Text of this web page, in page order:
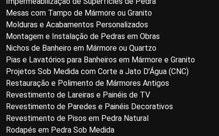
Mesas com Tampo de Mármore ou Granito
Molduras e Acabamentos Personalizados
Montagem e Instalação de Pedras em Obras
Nichos de Banheiro em Mármore ou Quartzo
Pias e Lavatórios para Banheiros em Mármore e Granito
Projetos Sob Medida com Corte a Jato D’Água (CNC)
Restauração e Polimento de Mármores Antigos
Revestimento de Lareiras e Painéis de TV
Revestimento de Paredes e Painéis Decorativos
Revestimento de Pisos em Pedra Natural
Rodapés em Pedra Sob Medida